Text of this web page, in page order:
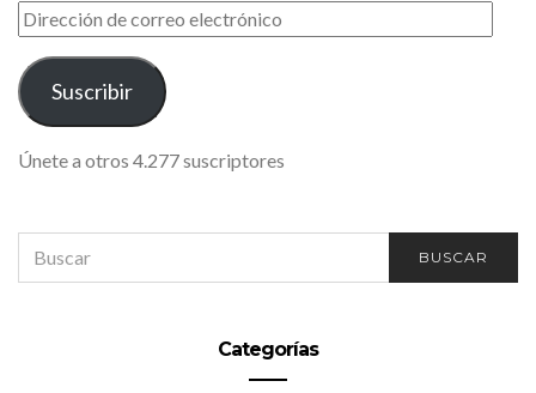
DIRECCIÓN
DE
CORREO
ELECTRÓNICO
Suscribir
Únete a otros 4.277 suscriptores
FOR:
BUSCAR
Categorías